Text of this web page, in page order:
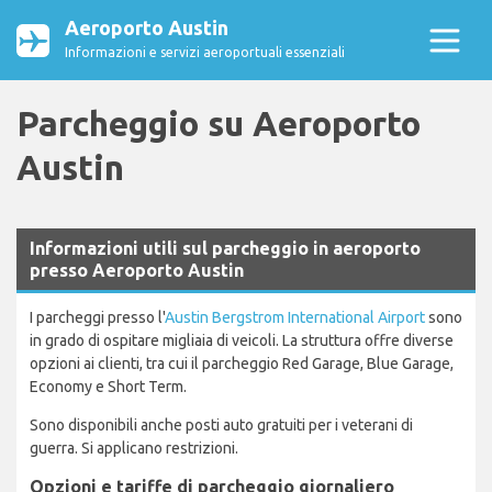
Aeroporto Austin
Informazioni e servizi aeroportuali essenziali
Parcheggio su Aeroporto
Austin
Informazioni utili sul parcheggio in aeroporto
presso Aeroporto Austin
I parcheggi presso l'Austin Bergstrom International Airportsono
in grado di ospitare migliaia di veicoli. La struttura offre diverse
opzioni ai clienti, tra cui il parcheggio Red Garage, Blue Garage,
Economy e Short Term.
Sono disponibili anche posti auto gratuiti per i veterani di
guerra. Si applicano restrizioni.
Opzioni e tariffe di parcheggio giornaliero